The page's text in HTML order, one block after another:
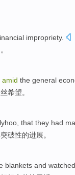
impropriety.
amid the general
希望。
, that they had
突破性的进展。
blankets and watched